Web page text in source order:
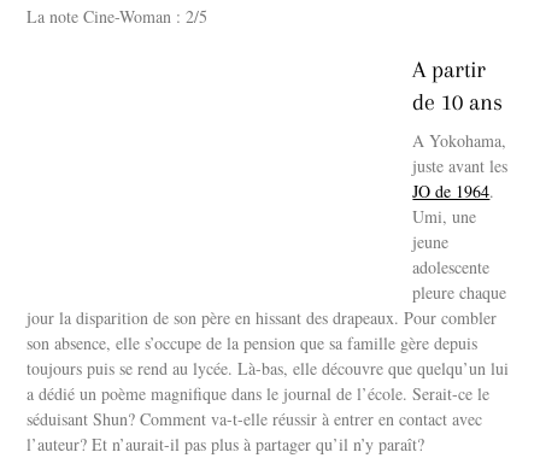
La note Cine-Woman : 2/5
A partir
de 10 ans
A Yokohama,
juste avant les
JO de 1964.
Umi, une
jeune
adolescente
pleure chaque
jour la disparition de son père en hissant des drapeaux. Pour combler
son absence, elle s’occupe de la pension que sa famille gère depuis
toujours puis se rend au lycée. Là-bas, elle découvre que quelqu’un lui
a dédié un poème magnifique dans le journal de l’école. Serait-ce le
séduisant Shun? Comment va-t-elle réussir à entrer en contact avec
l’auteur? Et n’aurait-il pas plus à partager qu’il n’y paraît?